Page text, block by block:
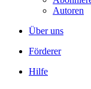
Autoren
Über uns
Förderer
Hilfe